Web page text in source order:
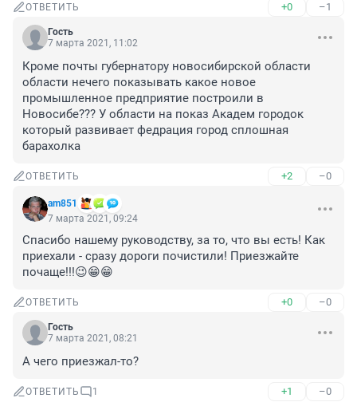
ОТВЕТИТЬ +0 –1
Гость
7 марта 2021, 11:02
Кроме почты губернатору новосибирской области
области нечего показывать какое новое
промышленное предприятие построили в
Новосибе??? У области на показ Академ городок
который развивает федрация город сплошная
барахолка
ОТВЕТИТЬ +2 –0
am851
7 марта 2021, 09:24
Спасибо нашему руководству, за то, что вы есть! Как
приехали - сразу дороги почистили! Приезжайте
почаще!!!😉😁😁
ОТВЕТИТЬ +0 –0
Гость
7 марта 2021, 08:21
А чего приезжал-то?
ОТВЕТИТЬ 1 +1 –0